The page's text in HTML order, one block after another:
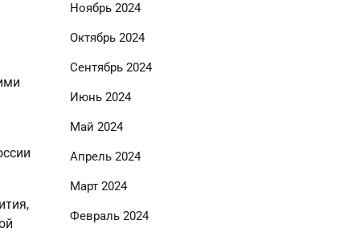
Ноябрь 2024
Октябрь 2024
Сентябрь 2024
Июнь 2024
Май 2024
Апрель 2024
Март 2024
Февраль 2024